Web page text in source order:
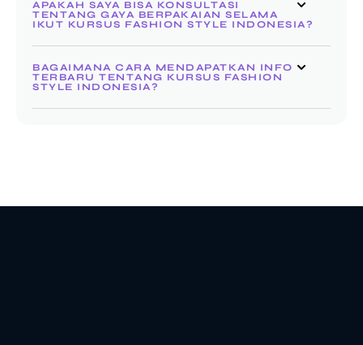
APAKAH SAYA BISA KONSULTASI
TENTANG GAYA BERPAKAIAN SELAMA
IKUT KURSUS FASHION STYLE INDONESIA?
BAGAIMANA CARA MENDAPATKAN INFO
TERBARU TENTANG KURSUS FASHION
STYLE INDONESIA?